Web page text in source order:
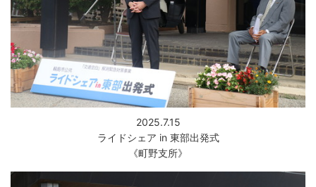
2025.7.15
ライドシェア in 東部出発式
《町野支所》